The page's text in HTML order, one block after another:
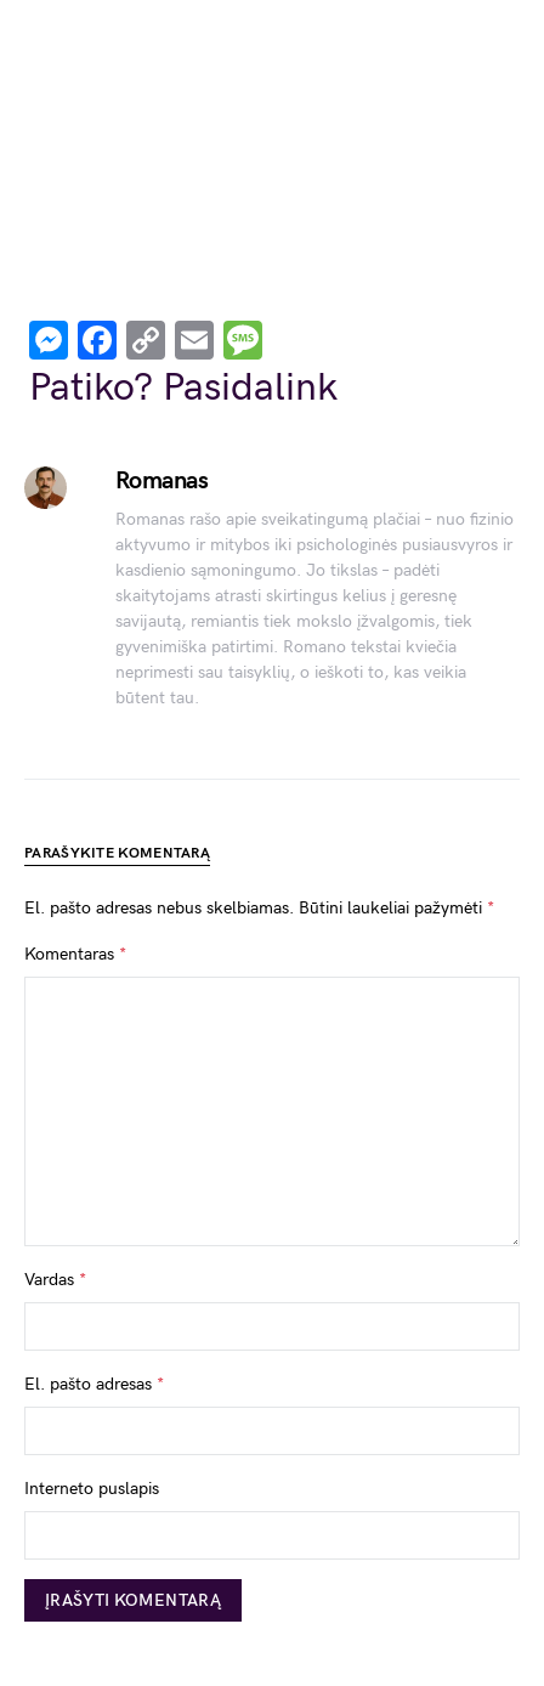
Messenger
Facebook
Copy
Link
Email
Patiko? Pasidalink
Romanas
Romanas rašo apie sveikatingumą plačiai – nuo fizinio
aktyvumo ir mitybos iki psichologinės pusiausvyros ir
kasdienio sąmoningumo. Jo tikslas – padėti
skaitytojams atrasti skirtingus kelius į geresnę
savijautą, remiantis tiek mokslo įžvalgomis, tiek
gyvenimiška patirtimi. Romano tekstai kviečia
neprimesti sau taisyklių, o ieškoti to, kas veikia
būtent tau.
PARAŠYKITE KOMENTARĄ
El. pašto adresas nebus skelbiamas. Būtini laukeliai pažymėti *
Komentaras *
Vardas *
El. pašto adresas *
Interneto puslapis